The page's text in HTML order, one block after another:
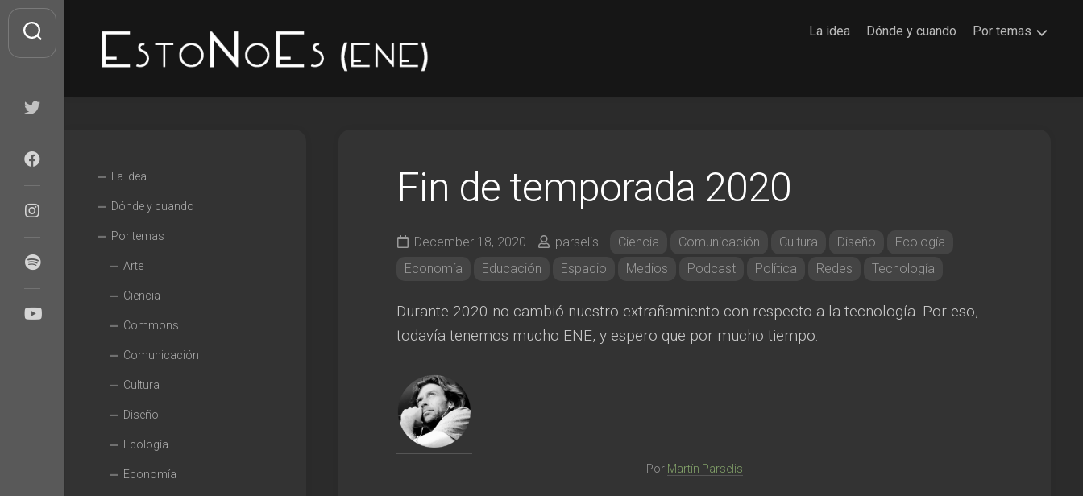
Skip
content
La idea Dónde y cuando Por temas
Fin de temporada 2020
December 18, 2020 parselis Ciencia Comunicación Cultura Diseño
Ecología
Economía
Educación Espacio Medios Podcast Política Redes Tecnología
Durante 2020 no cambió nuestro extrañamiento con respecto a la tecnología. Por eso,
todavía tenemos mucho ENE, y espero que por mucho tiempo.
Por Martín Parselis
La idea
Dónde y cuando
Por temas
Arte
Ciencia
Commons
Comunicación
Cultura
Diseño
Ecología
Economía